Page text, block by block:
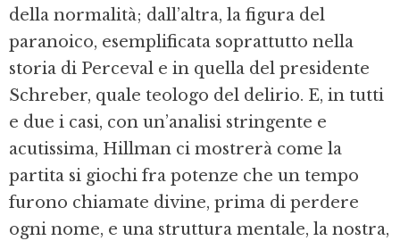
della normalità; dall’altra, la figura del
paranoico, esemplificata soprattutto nella
storia di Perceval e in quella del presidente
Schreber, quale teologo del delirio. E, in tutti
e due i casi, con un’analisi stringente e
acutissima, Hillman ci mostrerà come la
partita si giochi fra potenze che un tempo
furono chiamate divine, prima di perdere
ogni nome, e una struttura mentale, la nostra,